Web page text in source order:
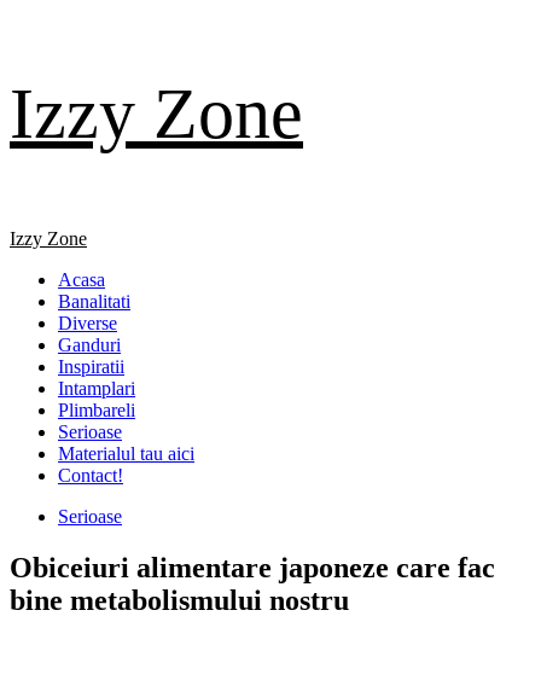
content
Izzy Zone
Primary
Izzy Zone
Acasa
Banalitati
Diverse
Ganduri
Inspiratii
Intamplari
Plimbareli
Serioase
Materialul tau aici
Contact!
Serioase
Obiceiuri alimentare japoneze care fac
bine metabolismului nostru